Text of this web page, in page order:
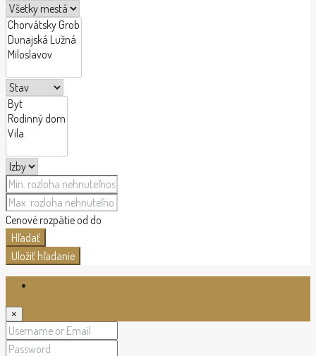
Cenové rozpätieod do
Hľadať
Uložiť hľadanie
×